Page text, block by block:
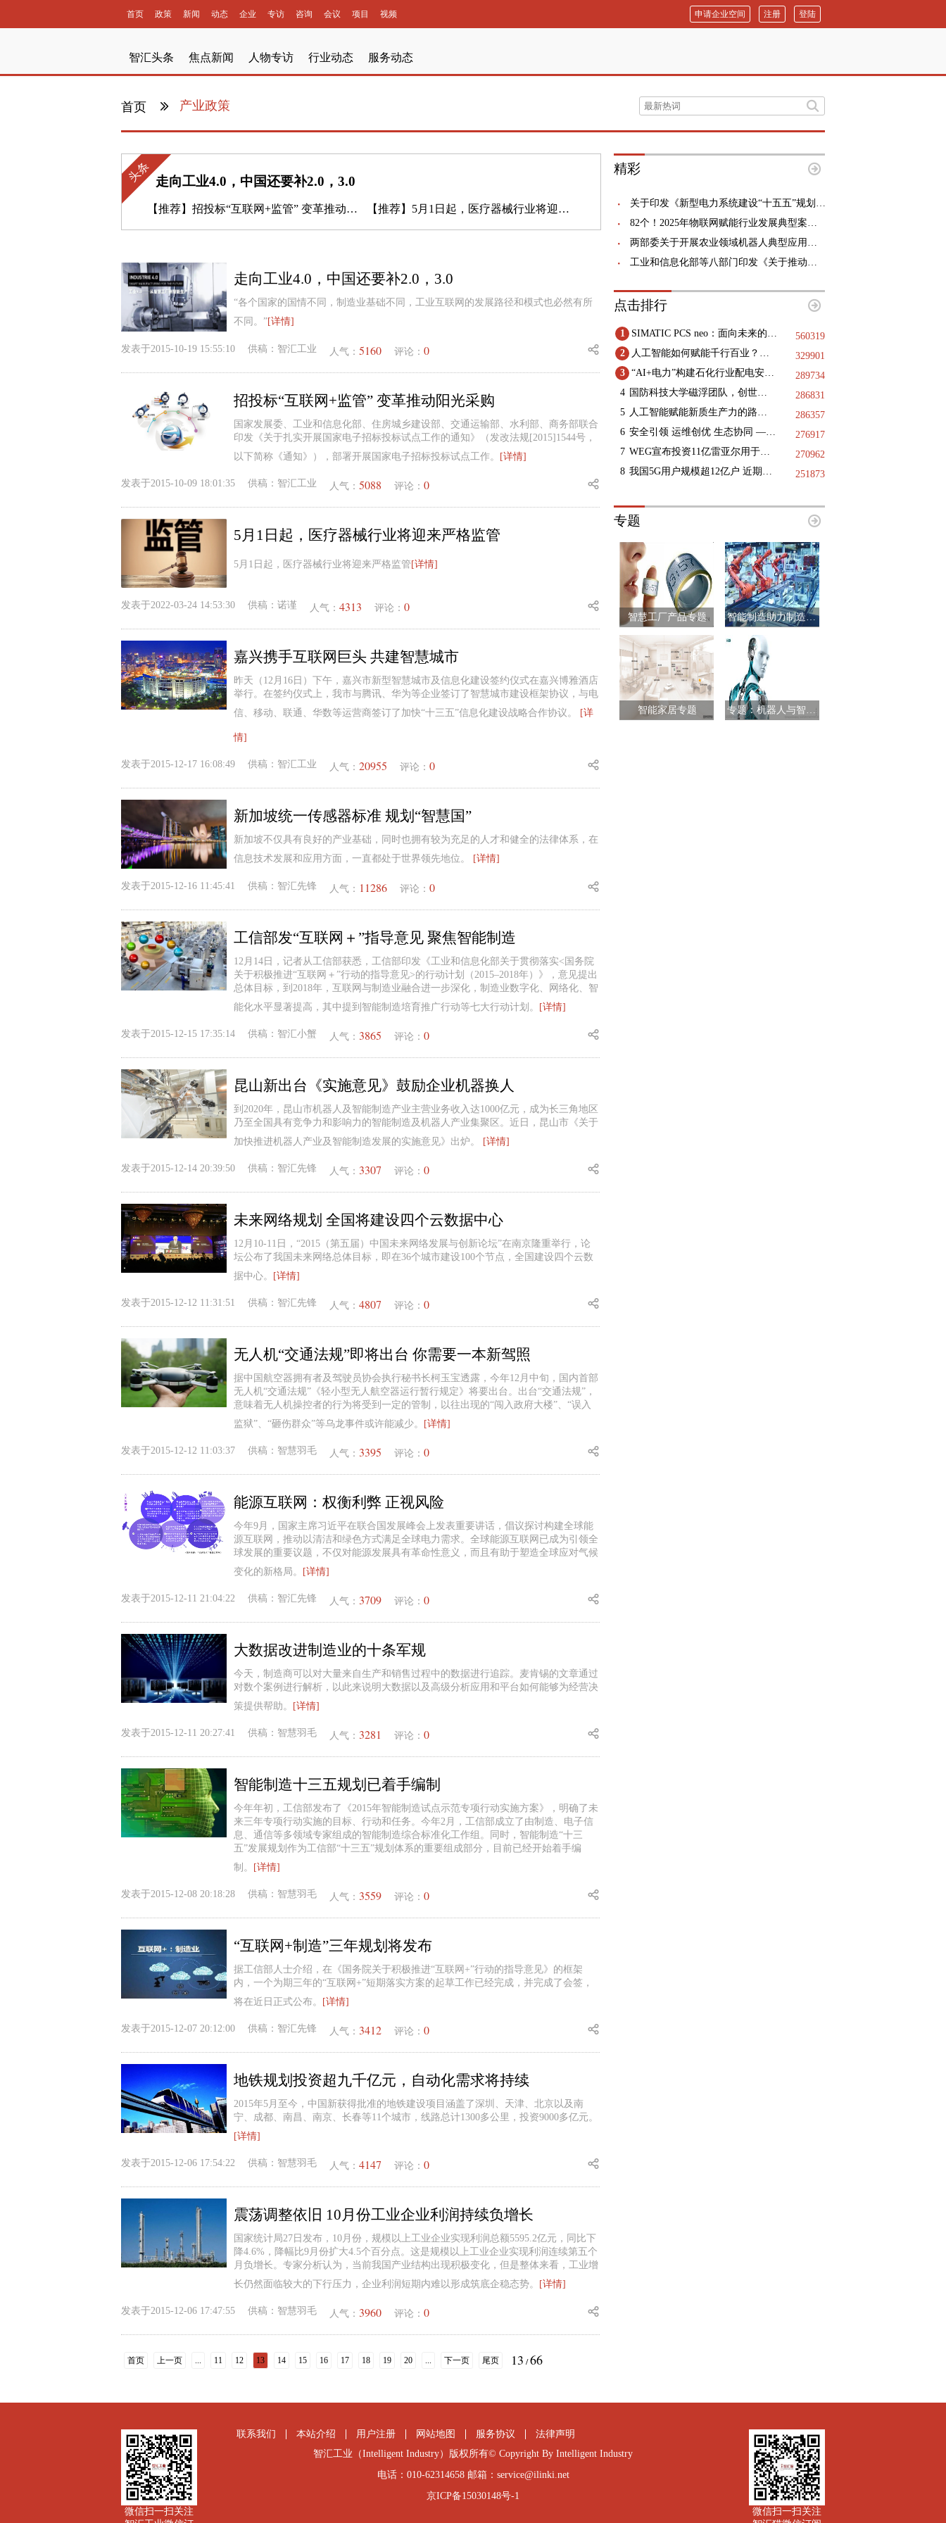
首页 政策 新闻 动态 企业 专访 咨询 会议 项目 视频 登陆
注册
申请企业空间
智汇头条 焦点新闻 人物专访 行业动态 服务动态
首页 产业政策
头条 走向工业4.0，中国还要补2.0，3.0
【推荐】 招投标“互联网+监管” 变革推动阳光采购 【推荐】 5月1日起，医疗器械行业将迎来严格监管
走向工业4.0，中国还要补2.0，3.0
“各个国家的国情不同，制造业基础不同，工业互联网的发展路径和模式也必然有所
不同。”[详情]
发表于2015-10-19 15:55:10 供稿： 智汇工业 人气： 5160 评论： 0
招投标“互联网+监管” 变革推动阳光采购
国家发展委、工业和信息化部、住房城乡建设部、交通运输部、水利部、商务部联合
印发《关于扎实开展国家电子招标投标试点工作的通知》（发改法规[2015]1544号，
以下简称《通知》），部署开展国家电子招标投标试点工作。
[详情]
发表于2015-10-09 18:01:35 供稿： 智汇工业 人气： 5088 评论： 0
5月1日起，医疗器械行业将迎来严格监管
5月1日起，医疗器械行业将迎来严格监管 [详情]
发表于2022-03-24 14:53:30 供稿： 诺谨 人气： 4313 评论： 0
嘉兴携手互联网巨头 共建智慧城市
昨天（12月16日）下午，嘉兴市新型智慧城市及信息化建设签约仪式在嘉兴博雅酒店
举行。在签约仪式上，我市与腾讯、华为等企业签订了智慧城市建设框架协议，与电
信、移动、联通、华数等运营商签订了加快“十三五”信息化建设战略合作协议。
[详
情]
发表于2015-12-17 16:08:49 供稿： 智汇工业 人气： 20955 评论： 0
新加坡统一传感器标准 规划“智慧国”
新加坡不仅具有良好的产业基础，同时也拥有较为充足的人才和健全的法律体系，在
信息技术发展和应用方面，一直都处于世界领先地位。
[详情]
发表于2015-12-16 11:45:41 供稿： 智汇先锋 人气： 11286 评论： 0
工信部发“互联网＋”指导意见 聚焦智能制造
12月14日，记者从工信部获悉，工信部印发《工业和信息化部关于贯彻落实<国务院
关于积极推进“互联网＋”行动的指导意见>的行动计划（2015–2018年）》，意见提出
总体目标，到2018年，互联网与制造业融合进一步深化，制造业数字化、网络化、智
能化水平显著提高，其中提到智能制造培育推广行动等七大行动计划。
[详情]
发表于2015-12-15 17:35:14 供稿： 智汇小蟹 人气： 3865 评论： 0
昆山新出台《实施意见》鼓励企业机器换人
到2020年，昆山市机器人及智能制造产业主营业务收入达1000亿元，成为长三角地区
乃至全国具有竞争力和影响力的智能制造及机器人产业集聚区。近日，昆山市《关于
加快推进机器人产业及智能制造发展的实施意见》出炉。
[详情]
发表于2015-12-14 20:39:50 供稿： 智汇先锋 人气： 3307 评论： 0
未来网络规划 全国将建设四个云数据中心
12月10-11日，“2015（第五届）中国未来网络发展与创新论坛”在南京隆重举行，论
坛公布了我国未来网络总体目标，即在36个城市建设100个节点，全国建设四个云数
据中心。
[详情]
发表于2015-12-12 11:31:51 供稿： 智汇先锋 人气： 4807 评论： 0
无人机“交通法规”即将出台 你需要一本新驾照
据中国航空器拥有者及驾驶员协会执行秘书长柯玉宝透露，今年12月中旬，国内首部
无人机“交通法规”《轻小型无人航空器运行暂行规定》将要出台。出台“交通法规”，
意味着无人机操控者的行为将受到一定的管制，以往出现的“闯入政府大楼”、“误入
监狱”、“砸伤群众”等乌龙事件或许能减少。
[详情]
发表于2015-12-12 11:03:37 供稿： 智慧羽毛 人气： 3395 评论： 0
能源互联网：权衡利弊 正视风险
今年9月，国家主席习近平在联合国发展峰会上发表重要讲话，倡议探讨构建全球能
源互联网，推动以清洁和绿色方式满足全球电力需求。全球能源互联网已成为引领全
球发展的重要议题，不仅对能源发展具有革命性意义，而且有助于塑造全球应对气候
变化的新格局。
[详情]
发表于2015-12-11 21:04:22 供稿： 智汇先锋 人气： 3709 评论： 0
大数据改进制造业的十条军规
今天，制造商可以对大量来自生产和销售过程中的数据进行追踪。麦肯锡的文章通过
对数个案例进行解析，以此来说明大数据以及高级分析应用和平台如何能够为经营决
策提供帮助。
[详情]
发表于2015-12-11 20:27:41 供稿： 智慧羽毛 人气： 3281 评论： 0
智能制造十三五规划已着手编制
今年年初，工信部发布了《2015年智能制造试点示范专项行动实施方案》，明确了未
来三年专项行动实施的目标、行动和任务。今年2月，工信部成立了由制造、电子信
息、通信等多领域专家组成的智能制造综合标准化工作组。同时，智能制造“十三
五”发展规划作为工信部“十三五”规划体系的重要组成部分，目前已经开始着手编
制。
[详情]
发表于2015-12-08 20:18:28 供稿： 智慧羽毛 人气： 3559 评论： 0
“互联网+制造”三年规划将发布
据工信部人士介绍，在《国务院关于积极推进“互联网+”行动的指导意见》的框架
内，一个为期三年的“互联网+”短期落实方案的起草工作已经完成，并完成了会签，
将在近日正式公布。
[详情]
发表于2015-12-07 20:12:00 供稿： 智汇先锋 人气： 3412 评论： 0
地铁规划投资超九千亿元，自动化需求将持续
2015年5月至今，中国新获得批准的地铁建设项目涵盖了深圳、天津、北京以及南
宁、成都、南昌、南京、长春等11个城市，线路总计1300多公里，投资9000多亿元。
[详情]
发表于2015-12-06 17:54:22 供稿： 智慧羽毛 人气： 4147 评论： 0
震荡调整依旧 10月份工业企业利润持续负增长
国家统计局27日发布，10月份，规模以上工业企业实现利润总额5595.2亿元，同比下
降4.6%，降幅比9月份扩大4.5个百分点。这是规模以上工业企业实现利润连续第五个
月负增长。专家分析认为，当前我国产业结构出现积极变化，但是整体来看，工业增
长仍然面临较大的下行压力，企业利润短期内难以形成筑底企稳态势。
[详情]
发表于2015-12-06 17:47:55 供稿： 智慧羽毛 人气： 3960 评论： 0
首页 上一页 ... 11 12 13 14 15 16 17 18 19 20 ... 下一页 尾页 13 /66
精彩
关于印发《新型电力系统建设“十五五”规划》的通知
82个！2025年物联网赋能行业发展典型案例名单公布
两部委关于开展农业领域机器人典型应用场景遴选工作的通知
工业和信息化部等八部门印发《关于推动工业互联网高质量发展的实施意见》的通知
点击排行
1 SIMATIC PCS neo：面向未来的DCS
560319
2
人工智能如何赋能千行百业？三地政协献策
329901
3
“AI+电力”构建石化行业配电安全基石，践行绿色低碳未来
289734
4
国防科技大学磁浮团队，创世界纪录
286831
5
人工智能赋能新质生产力的路径指引
286357
6
安全引领 运维创优 生态协同 —— 第十二届国际核电运维大会于9月11日-12日在浙江海盐成功举办
276917
7
WEG宣布投资11亿雷亚尔用于巴西国内的工业扩张项目
270962
8
我国5G用户规模超12亿户 近期已启动第二阶段6G技术试验 251873
专题
智慧工厂产品专题 智能制造助力制造业升级
智能家居专题 专题：机器人与智能制造
微信扫一扫关注
联系我们 本站介绍 用户注册 网站地图 服务协议
法律声明
智汇工业（Intelligent Industry）版权所有© Copyright By Intelligent Industry
电话：010-62314658 邮箱：service@ilinki.net
京ICP备15030148号-1
微信扫一扫关注